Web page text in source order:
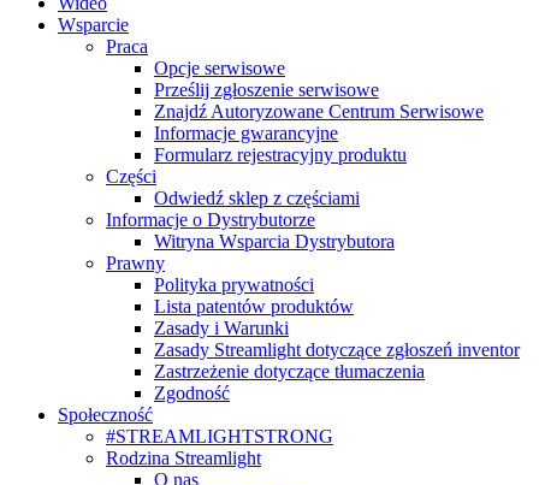
Wsparcie
Praca
Opcje serwisowe
Prześlij zgłoszenie serwisowe
Znajdź Autoryzowane Centrum Serwisowe
Informacje gwarancyjne
Formularz rejestracyjny produktu
Części
Odwiedź sklep z częściami
Informacje o Dystrybutorze
Witryna Wsparcia Dystrybutora
Prawny
Polityka prywatności
Lista patentów produktów
Zasady i Warunki
Zasady Streamlight dotyczące zgłoszeń inventor
Zastrzeżenie dotyczące tłumaczenia
Zgodność
Społeczność
#STREAMLIGHTSTRONG
Rodzina Streamlight
O nas